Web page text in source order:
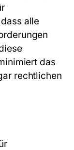
alle
das
rechtlichen